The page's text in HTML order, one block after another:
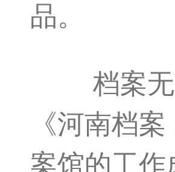
品。
档案无言
《河南档
案馆的工作